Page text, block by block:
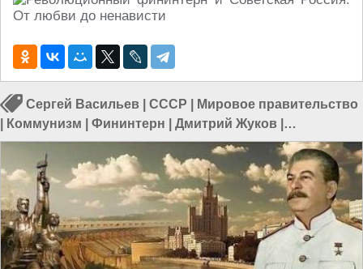
Сергей Васильев СССР
Мировое правительство
Коммунизм Фининтерн Дмитрий Жуков
Правительство в России|Политика в России